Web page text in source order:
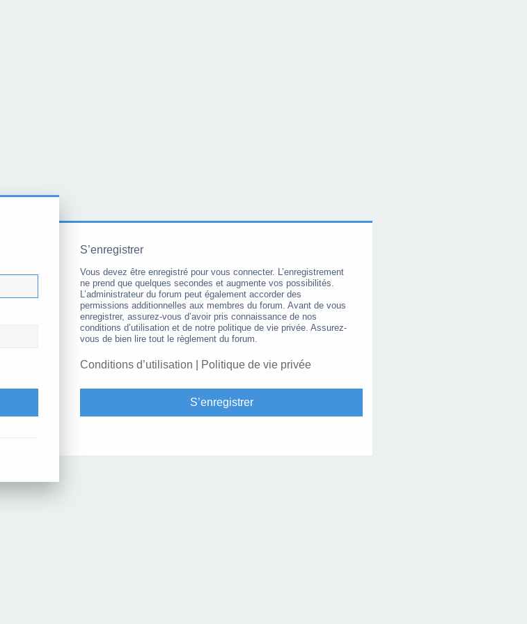
S’enregistrer
Vous devez être enregistré pour vous connecter. L’enregistrement
ne prend que quelques secondes et augmente vos possibilités.
L’administrateur du forum peut également accorder des
permissions additionnelles aux membres du forum. Avant de vous
enregistrer, assurez-vous d’avoir pris connaissance de nos
conditions d’utilisation et de notre politique de vie privée. Assurez-
vous de bien lire tout le règlement du forum.
Conditions d’utilisation Politique de vie privée
S’enregistrer